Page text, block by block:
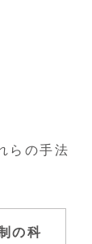
らの手法
の科